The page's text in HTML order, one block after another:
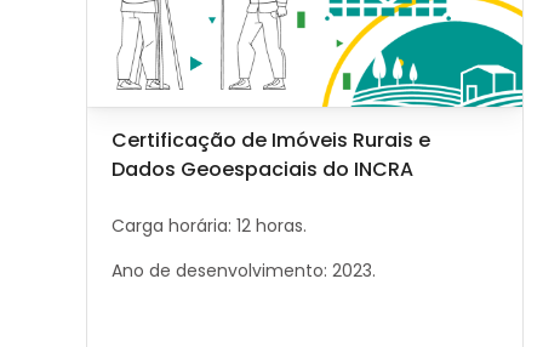
Image de cours
Nom du cours
Certificação de Imóveis Rurais e
Dados Geoespaciais do INCRA
Carga horária: 12 horas.
Ano de desenvolvimento: 2023.